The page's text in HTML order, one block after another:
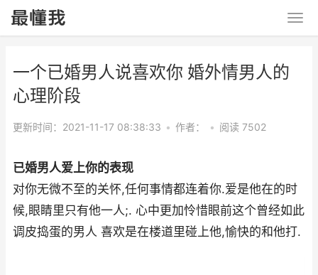
一个已婚男人说喜欢你 婚外情男人的
心理阶段
更新时间：2021-11-17 08:38:33 • 作者： • 阅读 7502
已婚男人爱上你的表现
对你无微不至的关怀,任何事情都连着你.爱是他在的时
候,眼睛里只有他一人;. 心中更加怜惜眼前这个曾经如此
调皮捣蛋的男人 喜欢是在楼道里碰上他,愉快的和他打.